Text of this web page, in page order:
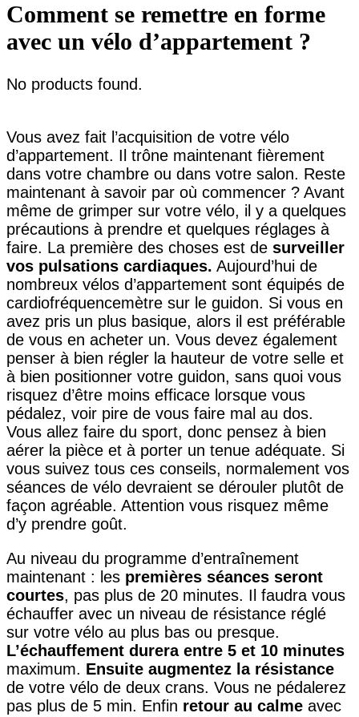
Comment se remettre en forme
avec un vélo d’appartement ?
No products found.
Vous avez fait l’acquisition de votre vélo
d’appartement. Il trône maintenant fièrement
dans votre chambre ou dans votre salon. Reste
maintenant à savoir par où commencer ? Avant
même de grimper sur votre vélo, il y a quelques
précautions à prendre et quelques réglages à
faire. La première des choses est de surveiller
vos pulsations cardiaques. Aujourd’hui de
nombreux vélos d’appartement sont équipés de
cardiofréquencemètre sur le guidon. Si vous en
avez pris un plus basique, alors il est préférable
de vous en acheter un. Vous devez également
penser à bien régler la hauteur de votre selle et
à bien positionner votre guidon, sans quoi vous
risquez d’être moins efficace lorsque vous
pédalez, voir pire de vous faire mal au dos.
Vous allez faire du sport, donc pensez à bien
aérer la pièce et à porter un tenue adéquate. Si
vous suivez tous ces conseils, normalement vos
séances de vélo devraient se dérouler plutôt de
façon agréable. Attention vous risquez même
d’y prendre goût.
Au niveau du programme d’entraînement
maintenant : les premières séances seront
courtes, pas plus de 20 minutes. Il faudra vous
échauffer avec un niveau de résistance réglé
sur votre vélo au plus bas ou presque.
L’échauffement durera entre 5 et 10 minutes
maximum. Ensuite augmentez la résistance
de votre vélo de deux crans. Vous ne pédalerez
pas plus de 5 min. Enfin retour au calme avec